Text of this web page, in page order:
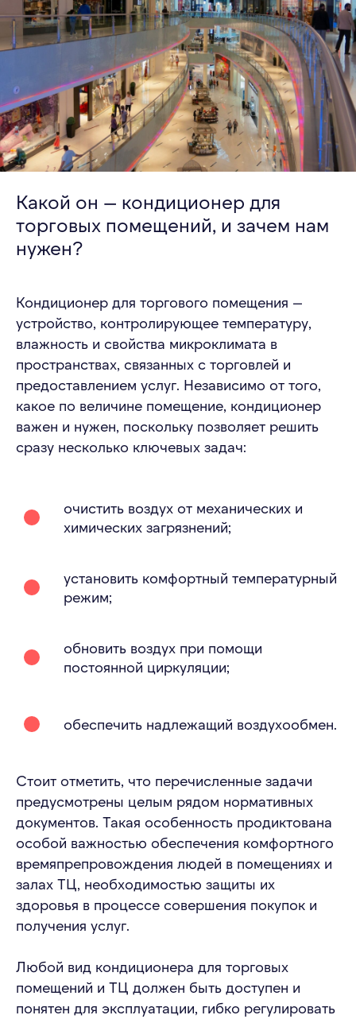
Какой он — кондиционер для
торговых помещений, и зачем нам
нужен?
Кондиционер для торгового помещения —
устройство, контролирующее температуру,
влажность и свойства микроклимата в
пространствах, связанных с торговлей и
предоставлением услуг. Независимо от того,
какое по величине помещение, кондиционер
важен и нужен, поскольку позволяет решить
сразу несколько ключевых задач:
очистить воздух от механических и
химических загрязнений;
установить комфортный температурный
режим;
обновить воздух при помощи
постоянной циркуляции;
обеспечить надлежащий воздухообмен.
Стоит отметить, что перечисленные задачи
предусмотрены целым рядом нормативных
документов. Такая особенность продиктована
особой важностью обеспечения комфортного
времяпрепровождения людей в помещениях и
залах ТЦ, необходимостью защиты их
здоровья в процессе совершения покупок и
получения услуг.
Любой вид кондиционера для торговых
помещений и ТЦ должен быть доступен и
понятен для эксплуатации, гибко регулировать